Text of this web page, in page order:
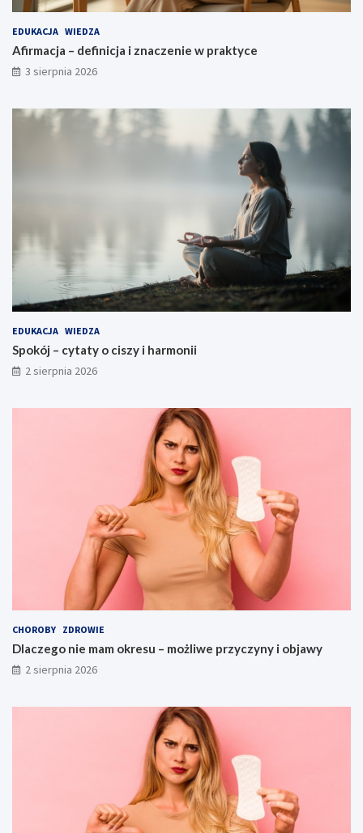
EDUKACJA WIEDZA
Afirmacja – definicja i znaczenie w praktyce
3 sierpnia 2026
EDUKACJA WIEDZA
Spokój – cytaty o ciszy i harmonii
2 sierpnia 2026
CHOROBY ZDROWIE
Dlaczego nie mam okresu – możliwe przyczyny i objawy
2 sierpnia 2026